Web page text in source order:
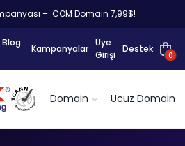
– .COM Domain 7,99$!
Blog
Kampanyalar
Üye
Girişi
Destek
0
Domain Ucuz Domain